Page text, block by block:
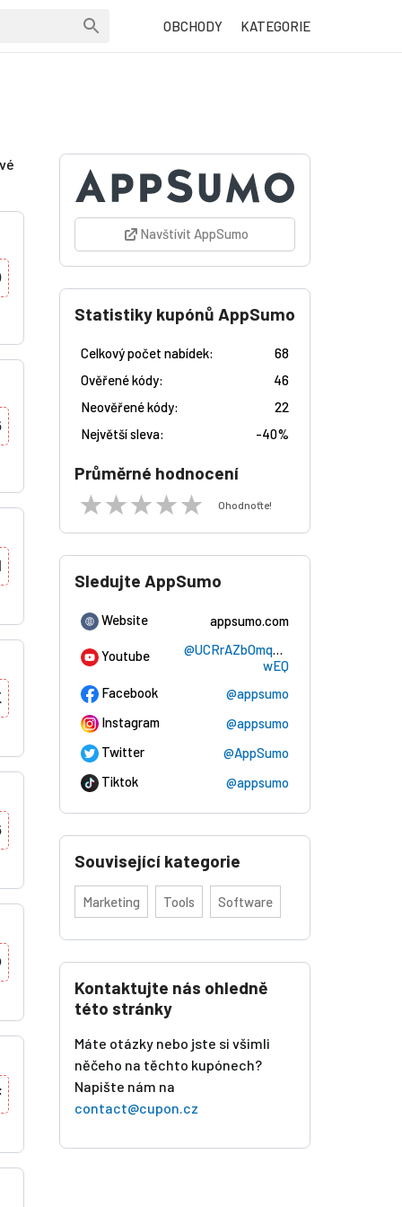
OBCHODY KATEGORIE
Navštívit AppSumo
Statistiky kupónů AppSumo
Celkový počet nabídek:
68
Ověřené kódy:
46
Neověřené kódy:
22
Největší sleva:
-40%
Průměrné hodnocení
Ohodnoťte!
Sledujte AppSumo
Website appsumo.com
Youtube
@UCRrAZbOmqB3pX7dWHC_-
wEQ
Facebook
@appsumo
Instagram
@appsumo
Twitter
@AppSumo
Tiktok
@appsumo
Související kategorie
Marketing Tools Software
Kontaktujte nás ohledně
této stránky
Máte otázky nebo jste si všimli
něčeho na těchto kupónech?
Napište nám na
contact@cupon.cz